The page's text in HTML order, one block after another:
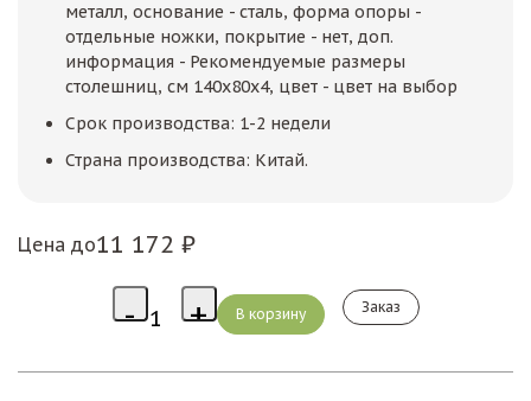
металл, основание - сталь, форма опоры -
отдельные ножки, покрытие - нет, доп.
информация - Рекомендуемые размеры
столешниц, см 140х80х4, цвет - цвет на выбор
Срок производства: 1-2 недели
Страна производства: Китай.
Цена до11 172 ₽
Заказ